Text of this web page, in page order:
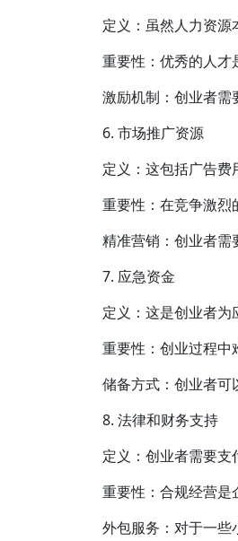
定义：虽然人力资源
重要性：优秀的人才
激励机制：创业者需
6. 市场推广资源
定义：这包括广告费
重要性：在竞争激烈
精准营销：创业者需
7. 应急资金
定义：这是创业者为
重要性：创业过程中
储备方式：创业者可
8. 法律和财务支持
定义：创业者需要支
重要性：合规经营是
外包服务：对于一些